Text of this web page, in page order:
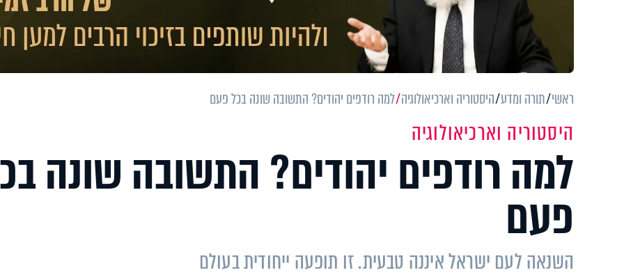
ראשי תורה ומדע היסטוריה וארכיאולוגיה למה רודפים יהודים? התשובה שונה בכל פעם
היסטוריה וארכיאולוגיה
למה רודפים יהודים? התשובה שונה
פעם
השנאה לעם ישראל איננה טבעית. זו תופעה ייחודית בעולם